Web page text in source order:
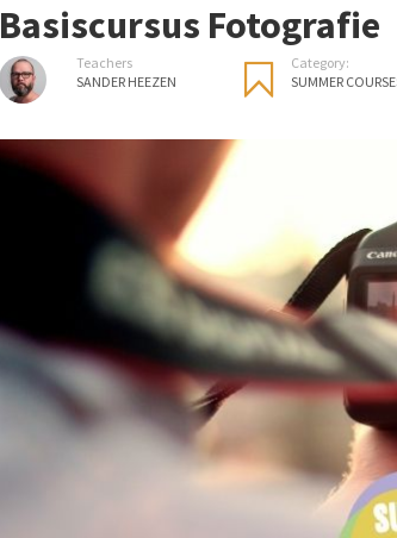
Basiscursus Fotografie
Teachers
SANDER HEEZEN
Category:
SUMMER